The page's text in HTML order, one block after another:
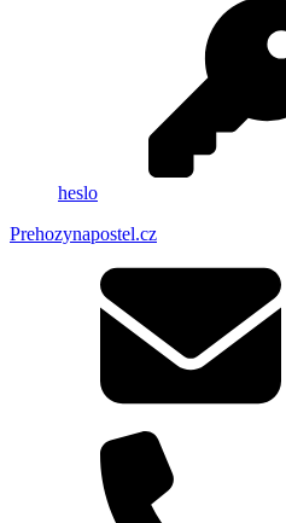
heslo
Prehozynapostel.cz